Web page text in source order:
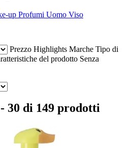
up Profumi Uomo Viso
Prezzo Highlights Marche Tipo di
del prodotto Senza
30 di 149 prodotti